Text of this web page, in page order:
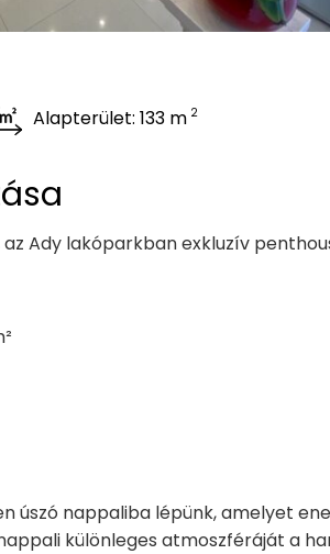
Alapterület: 133 m 2
Ady lakóparkban exkluzív
úszó nappaliba lépünk, amelyet
különleges atmoszféráját a